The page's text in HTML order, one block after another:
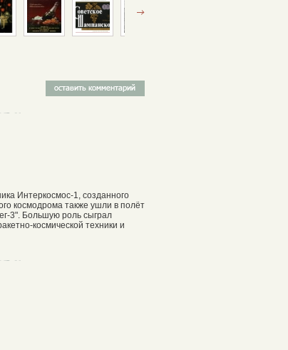
Интеркосмос-1, созданного
космодрома также ушли в полёт
3". Большую роль сыграл
космической техники и